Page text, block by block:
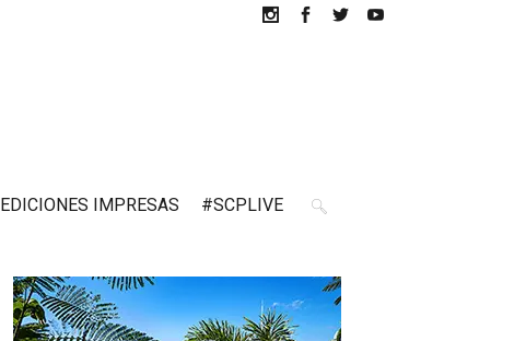
EDICIONES IMPRESAS #SCPLIVE